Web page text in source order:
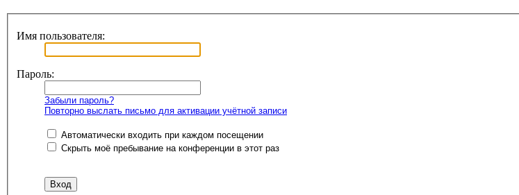
Имя пользователя:
Пароль:
Забыли пароль?
Повторно выслать письмо для активации учётной записи
Автоматически входить при каждом посещении
Скрыть моё пребывание на конференции в этот раз